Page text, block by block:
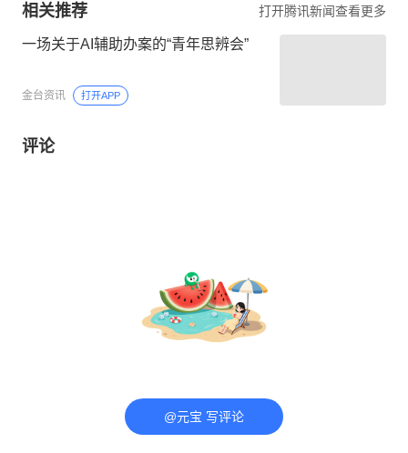
相关推荐 打开腾讯新闻查看更多
一场关于AI辅助办案的“青年思辨会”
金台资讯 打开APP
评论
@元宝 写评论